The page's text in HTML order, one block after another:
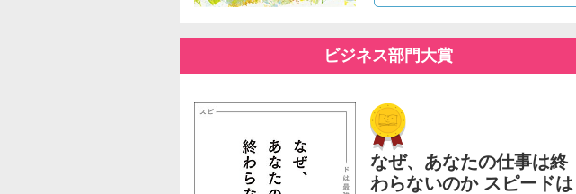
ビジネス部門大賞
なぜ、あなたの仕事は終
わらないのか スピードは